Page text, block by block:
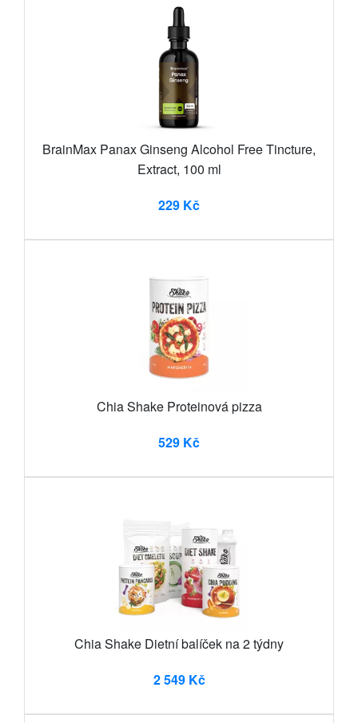
BrainMax Panax Ginseng Alcohol Free Tincture,
Extract, 100 ml
229 Kč
Chia Shake Proteinová pizza
529 Kč
Chia Shake Dietní balíček na 2 týdny
2 549 Kč